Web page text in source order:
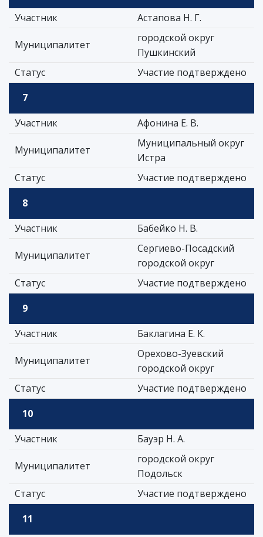
Участник
Астапова Н. Г.
Муниципалитет
городской округ
Пушкинский
Статус
Участие подтверждено
7
Участник
Афонина Е. В.
Муниципалитет
Муниципальный округ
Истра
Статус
Участие подтверждено
8
Участник
Бабейко Н. В.
Муниципалитет
Сергиево-Посадский
городской округ
Статус
Участие подтверждено
9
Участник
Баклагина Е. К.
Муниципалитет
Орехово-Зуевский
городской округ
Статус
Участие подтверждено
10
Участник
Бауэр Н. А.
Муниципалитет
городской округ
Подольск
Статус
Участие подтверждено
11